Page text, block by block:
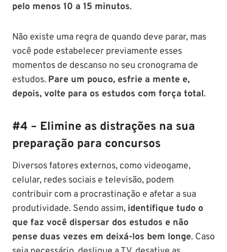
pelo menos 10 a 15 minutos.
Não existe uma regra de quando deve parar, mas
você pode estabelecer previamente esses
momentos de descanso no seu cronograma de
estudos. Pare um pouco, esfrie a mente e,
depois, volte para os estudos com força total.
#4 – Elimine as distrações na sua
preparação para concursos
Diversos fatores externos, como videogame,
celular, redes sociais e televisão, podem
contribuir com a procrastinação e afetar a sua
produtividade. Sendo assim, identifique tudo o
que faz você dispersar dos estudos e não
pense duas vezes em deixá-los bem longe. Caso